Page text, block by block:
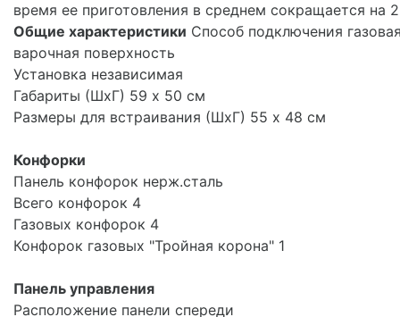
время ее приготовления в среднем сокращается на
Общие характеристики Способ подключения
варочная поверхность
Установка независимая
Габариты (ШхГ) 59 x 50 см
Размеры для встраивания (ШхГ) 55 x 48 см
Конфорки
Панель конфорок нерж.сталь
Всего конфорок 4
Газовых конфорок 4
Конфорок газовых "Тройная корона" 1
Панель управления
Расположение панели спереди